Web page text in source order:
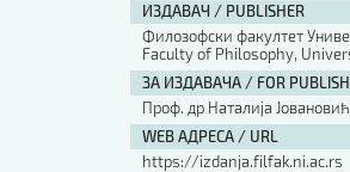
ИЗДАВАЧ / PUBLISHER
Филозофски факултет
Faculty of Philosophy,
ЗА ИЗДАВАЧА / FOR
Проф. др Наталија
WEB АДРЕСА / URL
https://izdanja.filfak.ni.ac.rs